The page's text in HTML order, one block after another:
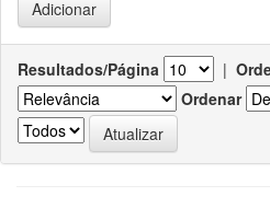
Resultados/Página |
Ordenar